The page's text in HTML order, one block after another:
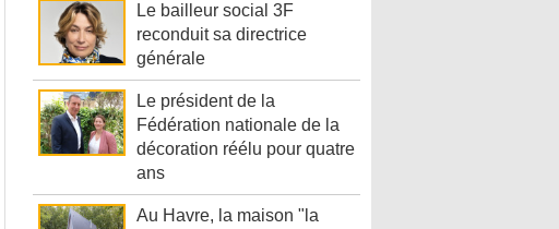
Le bailleur social 3F
reconduit sa directrice
générale
Le président de la
Fédération nationale de la
décoration réélu pour quatre
ans
Au Havre, la maison "la